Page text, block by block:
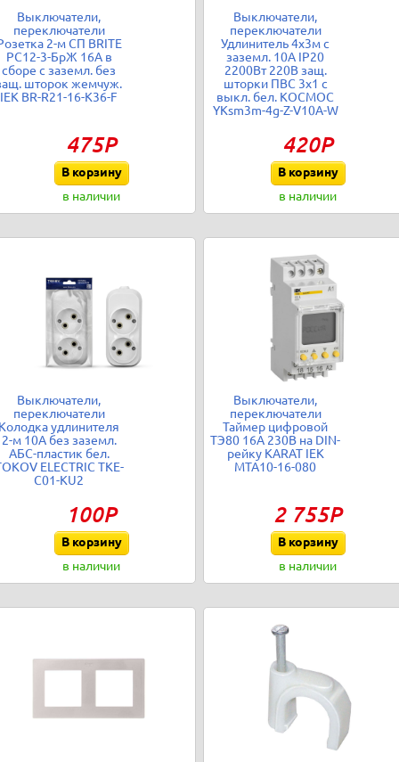
Выключатели,
переключатели
2-м СП BRITE
РС12-3-БрЖ 16А в
сборе с заземл. без
шторок жемчуж.
IEK BR-R21-16-K36-F
475Р
В корзину
в наличии
Выключатели,
переключатели
Удлинитель 4х3м с
заземл. 10А IP20
2200Вт 220В защ.
шторки ПВС 3х1 с
выкл. бел. КОСМОС
YKsm3m-4g-Z-V10A-W
420Р
В корзину
в наличии
Выключатели,
переключатели
удлинителя
2-м 10А без заземл.
АБС-пластик бел.
ELECTRIC TKE-
C01-KU2
100Р
В корзину
в наличии
Выключатели,
переключатели
Таймер цифровой
ТЭ80 16А 230В на DIN-
рейку KARAT IEK
MTA10-16-080
2 755Р
В корзину
в наличии